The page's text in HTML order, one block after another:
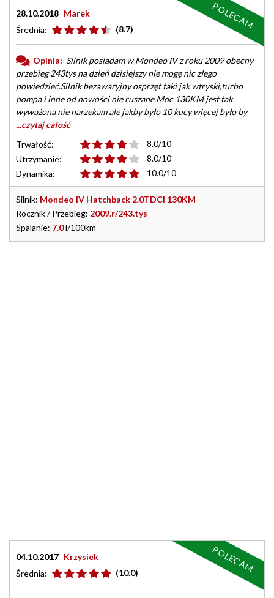
28.10.2018 Marek
Średnia:
(8.7)
Opinia: Silnik posiadam w Mondeo IV z roku 2009 obecny
przebieg 243tys na dzień dzisiejszy nie mogę nic złego
powiedzieć.Silnik bezawaryjny osprzęt taki jak wtryski,turbo
pompa i inne od nowości nie ruszane.Moc 130KM jest tak
wyważona nie narzekam ale jakby było 10 kucy więcej było by
...czytaj całość
Trwałość:
8.0/10
Utrzymanie:
8.0/10
Dynamika:
10.0/10
Silnik: Mondeo IV Hatchback 2.0TDCI 130KM
Rocznik / Przebieg: 2009.r/243.tys
Spalanie: 7.0l/100km
POLECAM
04.10.2017 Krzysiek
Średnia:
(10.0) POLECAM